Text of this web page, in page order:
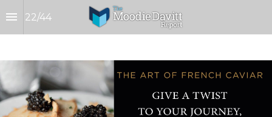
22/44